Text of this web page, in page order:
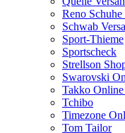
Reno
Schwab
Sport-Thieme
Sportscheck
Strellson
Swarovski
Takko
Tchibo
Timezone
Tom Tailor